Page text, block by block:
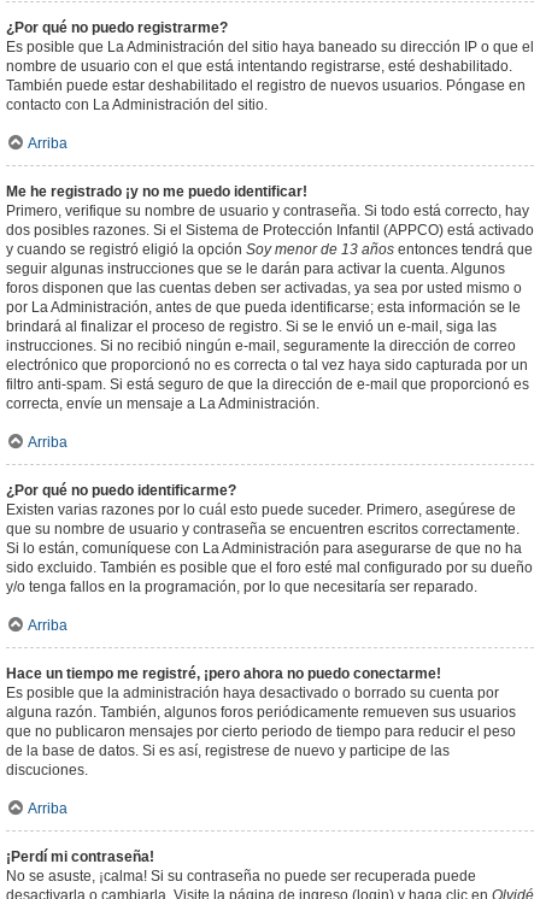
¿Por qué no puedo registrarme?
Es posible que La Administración del sitio haya baneado su dirección IP o que el
nombre de usuario con el que está intentando registrarse, esté deshabilitado.
También puede estar deshabilitado el registro de nuevos usuarios. Póngase en
contacto con La Administración del sitio.
Arriba
Me he registrado ¡y no me puedo identificar!
Primero, verifique su nombre de usuario y contraseña. Si todo está correcto, hay
dos posibles razones. Si el Sistema de Protección Infantil (APPCO) está activado
y cuando se registró eligió la opción Soy menor de 13 años entonces tendrá que
seguir algunas instrucciones que se le darán para activar la cuenta. Algunos
foros disponen que las cuentas deben ser activadas, ya sea por usted mismo o
por La Administración, antes de que pueda identificarse; esta información se le
brindará al finalizar el proceso de registro. Si se le envió un e-mail, siga las
instrucciones. Si no recibió ningún e-mail, seguramente la dirección de correo
electrónico que proporcionó no es correcta o tal vez haya sido capturada por un
filtro anti-spam. Si está seguro de que la dirección de e-mail que proporcionó es
correcta, envíe un mensaje a La Administración.
Arriba
¿Por qué no puedo identificarme?
Existen varias razones por lo cuál esto puede suceder. Primero, asegúrese de
que su nombre de usuario y contraseña se encuentren escritos correctamente.
Si lo están, comuníquese con La Administración para asegurarse de que no ha
sido excluido. También es posible que el foro esté mal configurado por su dueño
y/o tenga fallos en la programación, por lo que necesitaría ser reparado.
Arriba
Hace un tiempo me registré, ¡pero ahora no puedo conectarme!
Es posible que la administración haya desactivado o borrado su cuenta por
alguna razón. También, algunos foros periódicamente remueven sus usuarios
que no publicaron mensajes por cierto periodo de tiempo para reducir el peso
de la base de datos. Si es así, registrese de nuevo y participe de las
discuciones.
Arriba
¡Perdí mi contraseña!
No se asuste, ¡calma! Si su contraseña no puede ser recuperada puede
desactivarla o cambiarla. Visite la página de ingreso (login) y haga clic en Olvidé